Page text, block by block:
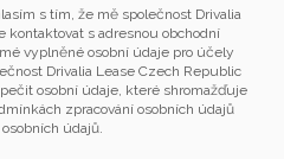
s tím, že mě společnost Drivalia
kontaktovat s adresnou obchodní
vyplněné osobní údaje pro účely
Drivalia Lease Czech Republic
osobní údaje, které shromažďuje
zpracování osobních údajů
údajů.